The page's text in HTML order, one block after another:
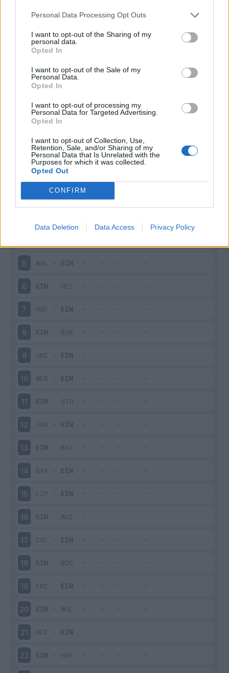
Personal Data Processing Opt Outs
I want to opt-out of the Sharing of my
personal data.
Opted In
I want to opt-out of the Sale of my
Personal Data.
Opted In
I want to opt-out of processing my
Personal Data for Targeted Advertising.
Opted In
I want to opt-out of Collection, Use,
Retention, Sale, and/or Sharing of my
Personal Data that Is Unrelated with the
Purposes for which it was collected.
Opted Out
CONFIRM
Data Deletion Data Access Privacy Policy
Infortunato 0 - 0%
Inutilizzato
Scarica riepilogo
stagionale
Giornata Voto FVEntrato Uscito Bonus/Malus
MAI-EIN
-COL
5 WOL - EIN
6 EIN - HEI
7 HOF - EIN
8 EIN - BOR
9 UNI - EIN
10 WER - EIN
11 EIN - STO
12 AUG - EIN
13 EIN - BAY
14 BAY - EIN
15 LIP - EIN
16 EIN - MAI
17 COL - EIN
18 EIN - BOC
19 FRI - EIN
20 EIN - WOL
21 HEI - EIN
22 EIN - HOF